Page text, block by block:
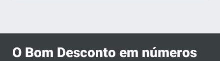
O Bom Desconto em números